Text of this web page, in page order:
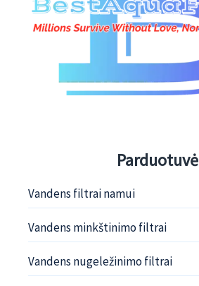
Parduotuvė
Vandens filtrai namui
Vandens minkštinimo filtrai
Vandens nugeležinimo filtrai